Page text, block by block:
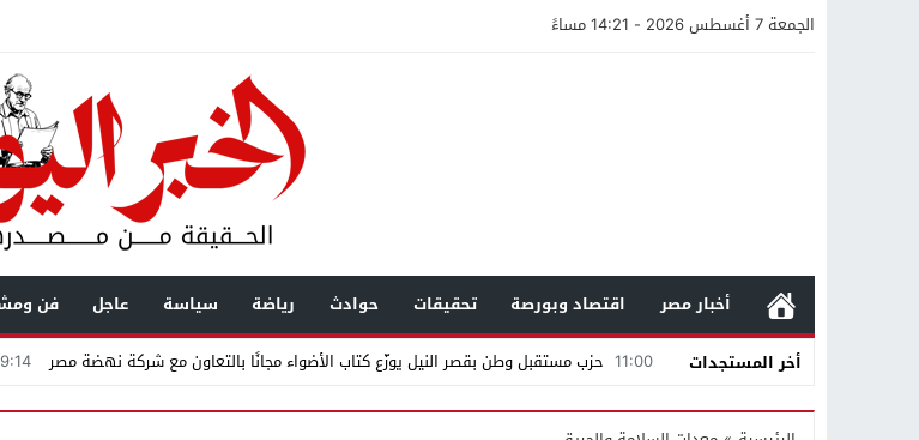
الجمعة 7 أغسطس 2026 - 14:21 مساءً
أخبار مصر اقتصاد وبورصة تحقيقات حوادث رياضة سياسة عاجل فن
أخر المستجدات
11:00 حزب مستقبل وطن بقصر النيل يوزّع كتاب الأضواء مجانًا بالتعاون مع شركة نهضة مصر
12:47مستندات قطرية تكشف استمرار محاكمة «إمبراطور الأراضى» بمغاغة فى قضية رشوة